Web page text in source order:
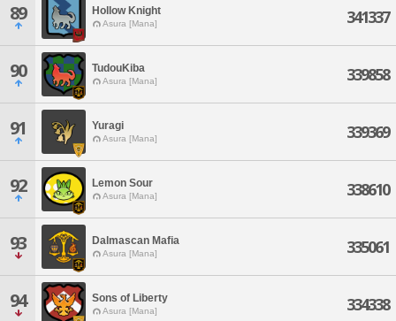
89 Hollow Knight
Asura [Mana] 341337
90 TudouKiba
Asura [Mana] 339858
91 Yuragi
Asura [Mana] 339369
92 Lemon Sour
Asura [Mana] 338610
93 Dalmascan Mafia
Asura [Mana] 335061
94 Sons of Liberty
Asura [Mana] 334338